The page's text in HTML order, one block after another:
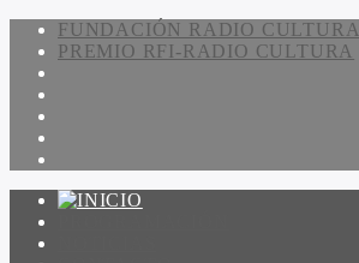
FUNDACIÓN RADIO CULTURA
PREMIO RFI-RADIO CULTURA